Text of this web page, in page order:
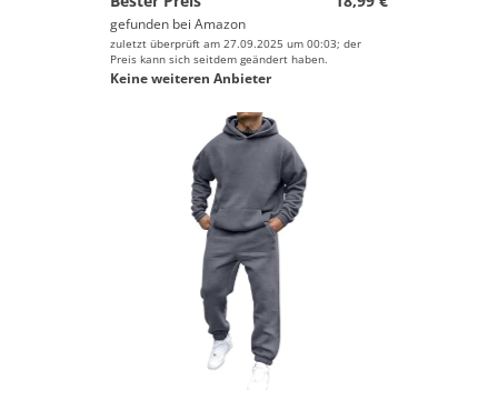
gefunden bei Amazon
zuletzt überprüft am 27.09.2025 um 00:03; der
Preis kann sich seitdem geändert haben.
Keine weiteren Anbieter